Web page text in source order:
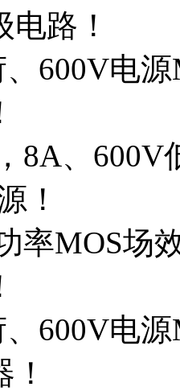
路！
600V电
8A、
！
率MOS场
600V电